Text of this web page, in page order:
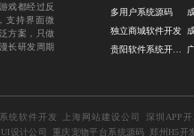
戏都经过反
支持界面微
方案，只做
长研发周期
多用户系统源码
独立商城软件开发
统软件开发 上海网站建设公司 深圳APP开
设计公司 重庆宠物平台系统源码 郑州H5开